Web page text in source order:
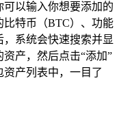
以输入你想要添加的
特币（BTC）、功能
系统会快速搜索并显
产，然后点击“添加”
产列表中，一目了